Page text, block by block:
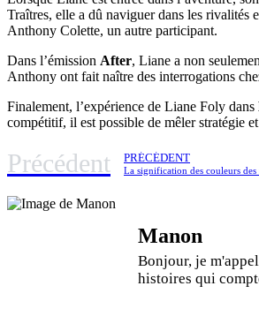
Traîtres, elle a dû naviguer dans les rivalités
Anthony Colette, un autre participant.
Dans l’émission After, Liane a non
Anthony ont fait naître des interrogations
Finalement, l’expérience de Liane Foly dans
compétitif, il est possible de mêler stratégie
Précédent PRÉCÉDENT
La signification des couleurs des
Manon
Bonjour, je
histoires qui